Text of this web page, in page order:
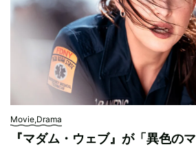
Movie,Drama
『マダム・ウェブ』が「異色の